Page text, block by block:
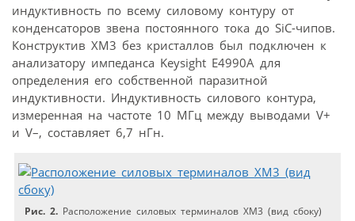
индуктивность по всему силовому контуру от
конденсаторов звена постоянного тока до SiC-чипов.
Конструктив XM3 без кристаллов был подключен к
анализатору импеданса Keysight E4990A для
определения его собственной паразитной
индуктивности. Индуктивность силового контура,
измеренная на частоте 10 МГц между выводами V+
и V–, составляет 6,7 нГн.
Рис. 2. Расположение силовых терминалов ХМ3 (вид сбоку)